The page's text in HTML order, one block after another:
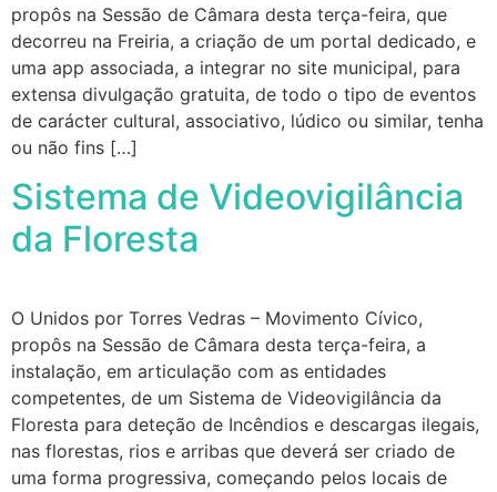
propôs na Sessão de Câmara desta terça-feira, que
decorreu na Freiria, a criação de um portal dedicado, e
uma app associada, a integrar no site municipal, para
extensa divulgação gratuita, de todo o tipo de eventos
de carácter cultural, associativo, lúdico ou similar, tenha
ou não fins […]
Sistema de Videovigilância
da Floresta
O Unidos por Torres Vedras – Movimento Cívico,
propôs na Sessão de Câmara desta terça-feira, a
instalação, em articulação com as entidades
competentes, de um Sistema de Videovigilância da
Floresta para deteção de Incêndios e descargas ilegais,
nas florestas, rios e arribas que deverá ser criado de
uma forma progressiva, começando pelos locais de